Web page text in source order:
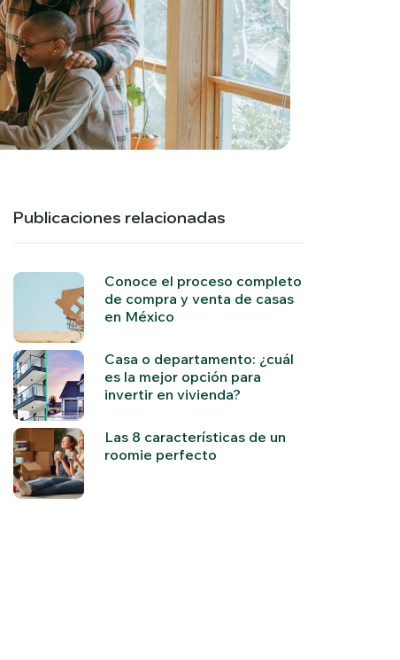
Publicaciones relacionadas
Conoce el proceso completo
de compra y venta de casas
en México
Casa o departamento: ¿cuál
es la mejor opción para
invertir en vivienda?
Las 8 características de un
roomie perfecto